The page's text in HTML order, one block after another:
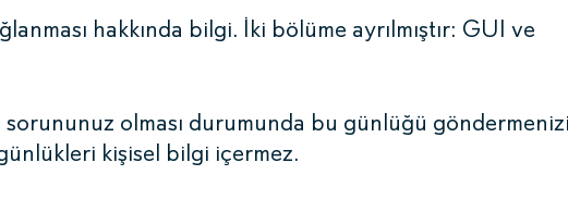
hakkında bilgi. İki bölüme ayrılmıştır: GUI ve
olması durumunda bu günlüğü
kişisel bilgi içermez.